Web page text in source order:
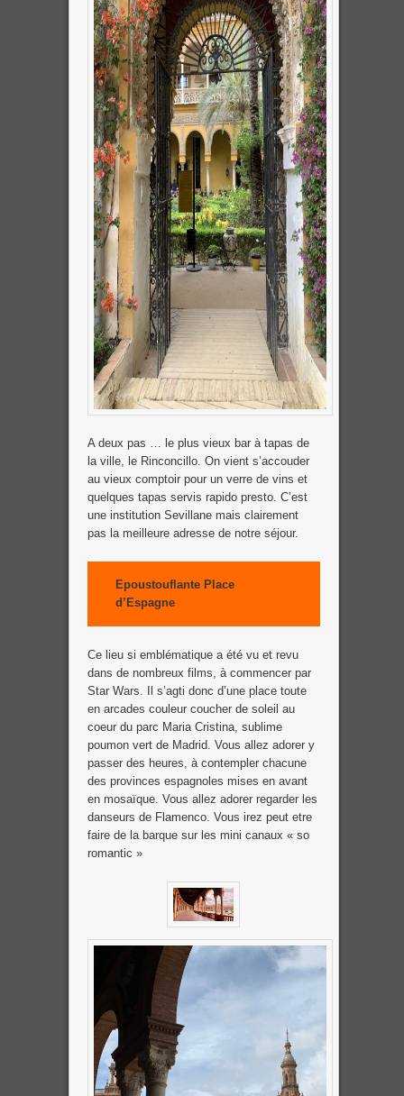
A deux pas … le plus vieux bar à tapas de
la ville, le Rinconcillo. On vient s’accouder
au vieux comptoir pour un verre de vins et
quelques tapas servis rapido presto. C’est
une institution Sevillane mais clairement
pas la meilleure adresse de notre séjour.
Epoustouflante Place
d’Espagne
Ce lieu si emblématique a été vu et revu
dans de nombreux films, à commencer par
Star Wars. Il s’agti donc d’une place toute
en arcades couleur coucher de soleil au
coeur du parc Maria Cristina, sublime
poumon vert de Madrid. Vous allez adorer y
passer des heures, à contempler chacune
des provinces espagnoles mises en avant
en mosaïque. Vous allez adorer regarder les
danseurs de Flamenco. Vous irez peut etre
faire de la barque sur les mini canaux « so
romantic »